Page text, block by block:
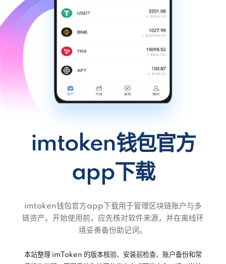
imtoken钱包官方
app下载
imtoken钱包官方app下载用于管理区块链账户与多
链资产。开始使用前，应先核对软件来源，并在离线环
境妥善备份助记词。
本站整理 imToken 的版本核验、安装前检查、账户备份和常